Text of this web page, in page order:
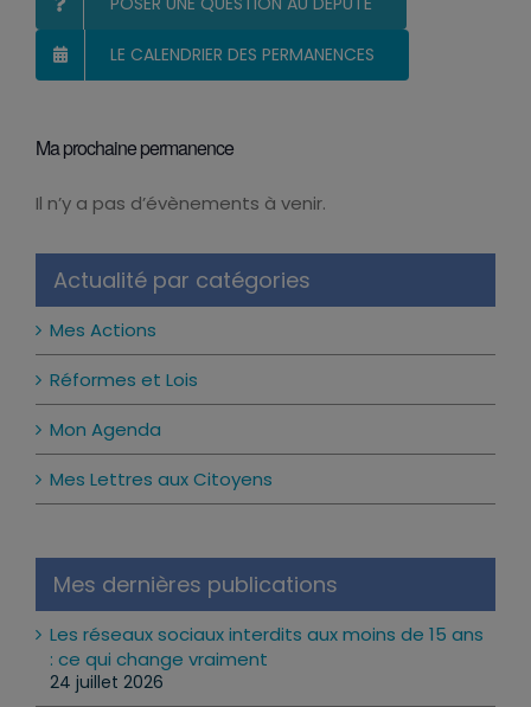
LE CALENDRIER DES PERMANENCES
Actualité par catégories
Mes Actions
Réformes et Lois
Mon Agenda
Mes Lettres aux Citoyens
Mes dernières publications
Les réseaux sociaux interdits aux moins de 15 ans
: ce qui change vraiment